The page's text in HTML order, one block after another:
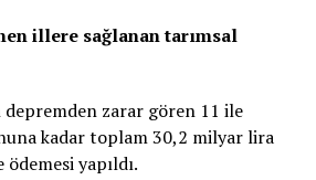
illere sağlanan tarımsal
depremden zarar gören 11 ile
kadar toplam 30,2 milyar lira
yapıldı.